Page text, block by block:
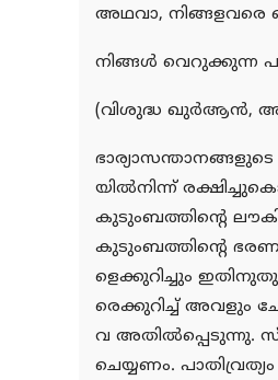
അഥവാ, നിങ്ങളവരെ
നിങ്ങള്‍ വെറുക്കുന്ന
(വിശുദ്ധ ഖുര്‍ആന്‍,
യില്‍നിന്ന്
കുടുംബത്തിന്റെ
കുടുംബത്തിന്റെ
ളെക്കുറിച്ചും
രെക്കുറിച്ച് അവളും
വ അതില്‍പ്പെടുന്നു.
ചെയ്യണം.